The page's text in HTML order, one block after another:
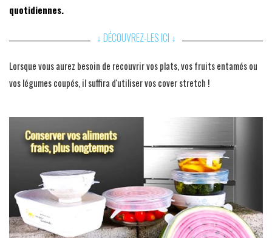
quotidiennes.
↓ DÉCOUVREZ-LES ICI ↓
Lorsque vous aurez besoin de recouvrir vos plats, vos fruits entamés ou
vos légumes coupés, il suffira d'utiliser vos cover stretch !